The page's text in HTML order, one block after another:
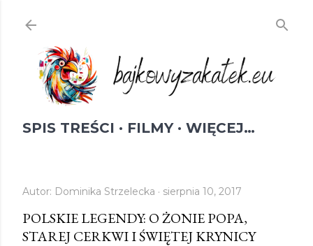
SPIS TREŚCI FILMY WIĘCEJ…
Autor: Dominika Strzelecka sierpnia 10, 2017
POLSKIE LEGENDY: O ŻONIE POPA,
STAREJ CERKWI I ŚWIĘTEJ KRYNICY